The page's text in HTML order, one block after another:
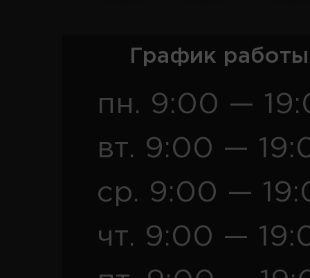
График
пн. 9:00 —
вт. 9:00 —
ср. 9:00 —
чт. 9:00 —